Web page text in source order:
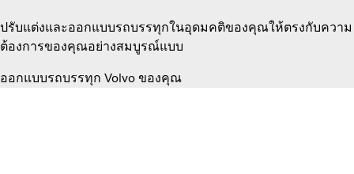
ปรับแต่งและออกแบบรถบรรทุกในอุดมคติของคุณให้ตรงกับความ
ต้องการของคุณอย่างสมบูรณ์แบบ
ออกแบบรถบรรทุก Volvo ของคุณ